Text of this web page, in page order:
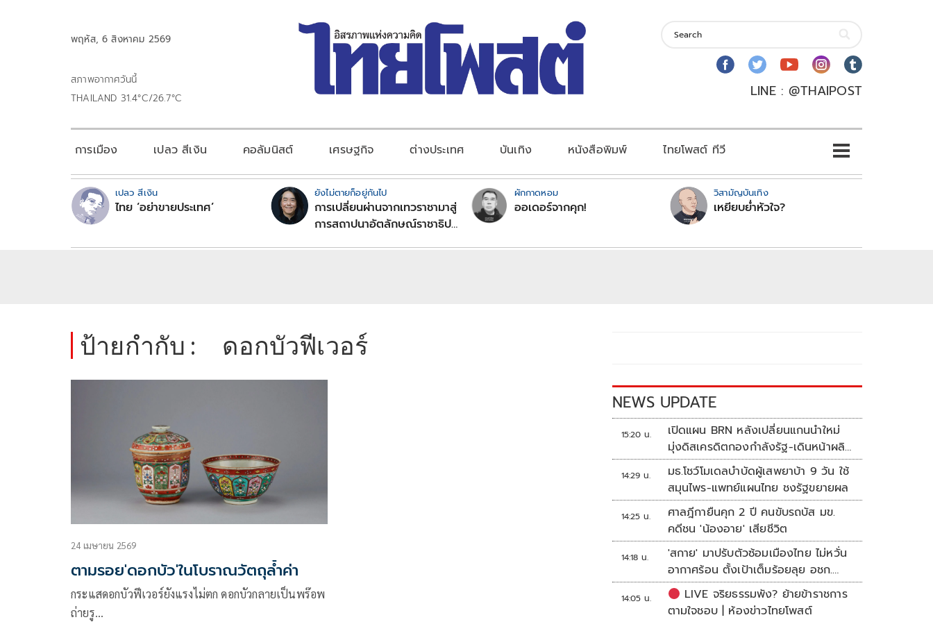
พฤหัส, 6 สิงหาคม 2569
สภาพอากาศวันนี้
THAILAND 31.4°C/26.7°C
LINE : @THAIPOST
การเมือง เปลว สีเงิน คอลัมนิสต์ เศรษฐกิจ ต่างประเทศ บันเทิง หนังสือพิมพ์ ไทยโพสต์ ทีวี
เปลว สีเงิน
ไทย ‘อย่าขายประเทศ’
ยังไม่ตายก็อยู่กันไป
การเปลี่ยนผ่านจากเทวราชามาสู่
การสถาปนาอัตลักษณ์ราชาธิป
ผักกาดหอม
ออเดอร์จากคุก!
วิสามัญบันเทิง
เหยียบย่ำหัวใจ?
ป้ายกำกับ : ดอกบัวฟีเวอร์
24 เมษายน 2569
ตามรอย'ดอกบัว'ในโบราณวัตถุล้ำค่า
กระแสดอกบัวฟีเวอร์ยังแรงไม่ตก ดอกบัวกลายเป็นพร๊อพ
ถ่ายรู…
NEWS UPDATE
15:20 น.
เปิดแผน BRN หลังเปลี่ยนแกนนำใหม่
มุ่งดิสเครดิตกองกำลังรัฐ-เดินหน้าผลิต
แนวร่วม
14:29 น.
มธ.โชว์โมเดลบำบัดผู้เสพยาบ้า 9 วัน ใช้
สมุนไพร-แพทย์แผนไทย ชงรัฐขยายผล
14:25 น.
ศาลฎีกายืนคุก 2 ปี คนขับรถบัส มข.
คดีชน 'น้องอาย' เสียชีวิต
14:18 น.
'สกาย' มาปรับตัวซ้อมเมืองไทย ไม่หวั่น
อากาศร้อน ตั้งเป้าเต็มร้อยลุย อชก.
2026
14:05 น.
LIVE จริยธรรมพัง? ย้ายข้าราชการ
ตามใจชอบ | ห้องข่าวไทยโพสต์